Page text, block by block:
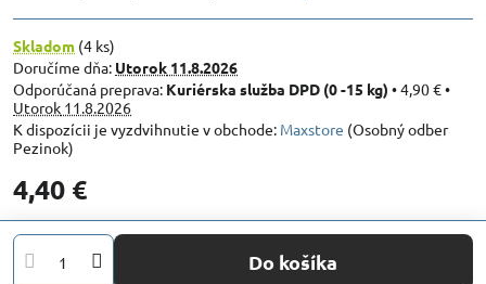
Skladom (4 ks)
Doručíme dňa: Utorok 11.8.2026
Kuriérska služba DPD (0 -15 kg) •4,90 €•
Utorok 11.8.2026
Maxstore (Osobný odber
Pezinok)
4,40 €
Do košíka